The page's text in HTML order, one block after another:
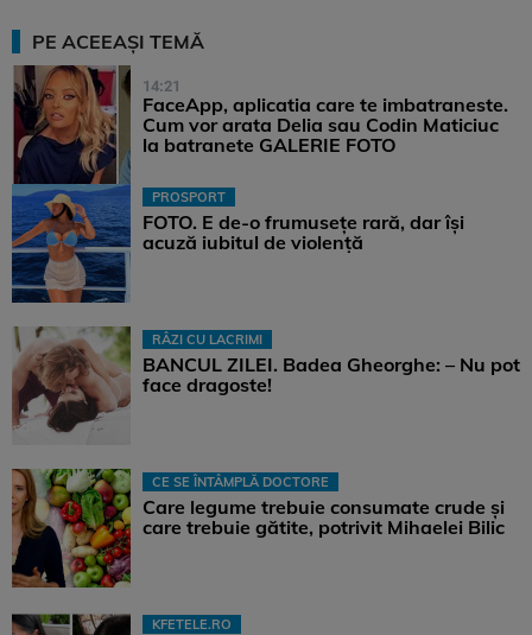
PE ACEEAȘI TEMĂ
14:21
FaceApp, aplicatia care te imbatraneste.
Cum vor arata Delia sau Codin Maticiuc
la batranete GALERIE FOTO
PROSPORT
FOTO. E de-o frumusețe rară, dar își
acuză iubitul de violență
RÂZI CU LACRIMI
BANCUL ZILEI. Badea Gheorghe: – Nu pot
face dragoste!
CE SE ÎNTÂMPLĂ DOCTORE
Care legume trebuie consumate crude și
care trebuie gătite, potrivit Mihaelei Bilic
KFETELE.RO